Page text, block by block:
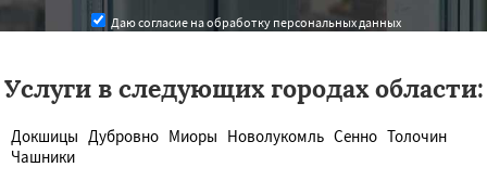
Даю согласие на обработку персональных данных
Услуги в следующих городах области:
Докшицы Дубровно Миоры Новолукомль Сенно Толочин
Чашники